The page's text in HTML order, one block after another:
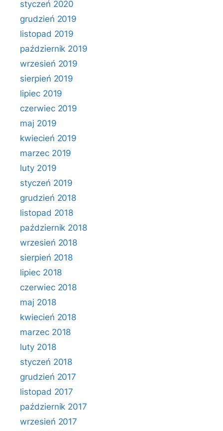
styczeń 2020
grudzień 2019
listopad 2019
październik 2019
wrzesień 2019
sierpień 2019
lipiec 2019
czerwiec 2019
maj 2019
kwiecień 2019
marzec 2019
luty 2019
styczeń 2019
grudzień 2018
listopad 2018
październik 2018
wrzesień 2018
sierpień 2018
lipiec 2018
czerwiec 2018
maj 2018
kwiecień 2018
marzec 2018
luty 2018
styczeń 2018
grudzień 2017
listopad 2017
październik 2017
wrzesień 2017